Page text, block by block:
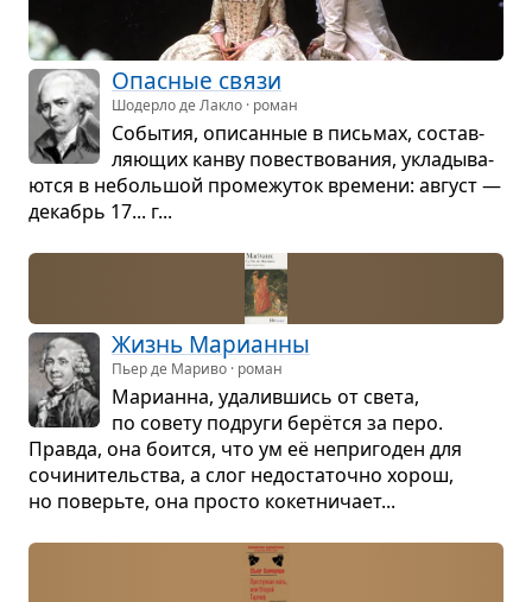
Опас­ные связи
Шодерло де Лакло · роман
Собы­тия, опи­сан­ные в пись­мах, состав­
ля­ю­щих канву повест­во­ва­ния, укла­ды­ва­
ются в неболь­шой про­ме­жу­ток вре­мени: август —
декабрь 17... г...
Жизнь Мари­анны
Пьер де Мариво · роман
Мари­анна, уда­лив­шись от света,
по совету подруги берётся за перо.
Правда, она боится, что ум её непри­го­ден для
сочи­ни­тель­ства, а слог недо­ста­точно хорош,
но поверьте, она про­сто кокет­ни­чает...